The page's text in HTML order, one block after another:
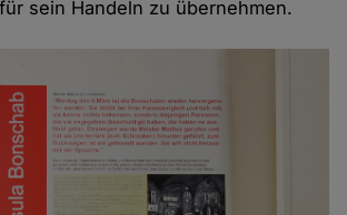
sein Handeln zu übernehmen.